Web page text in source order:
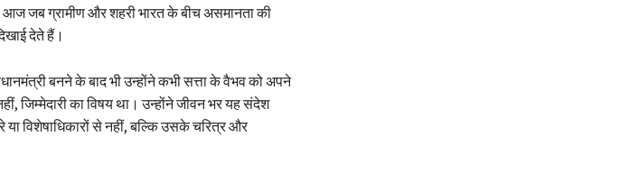
आज जब ग्रामीण और शहरी भारत के बीच असमानता की
देते हैं।
बनने के बाद भी उन्होंने कभी सत्ता के वैभव को अपने
जिम्मेदारी का विषय था। उन्होंने जीवन भर यह संदेश
विशेषाधिकारों से नहीं, बल्कि उसके चरित्र और